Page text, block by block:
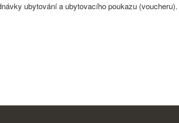
ubytování a ubytovacího poukazu (voucheru).